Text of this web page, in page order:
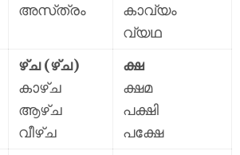
അസ്‌ത്രം
കാവ്യം
വ്യഥ
ഴ്‌ച (ഴ്ച)
കാഴ്ച
ആഴ്ച
വീഴ്ച
ക്ഷ
ക്ഷമ
പക്ഷി
പക്ഷേ